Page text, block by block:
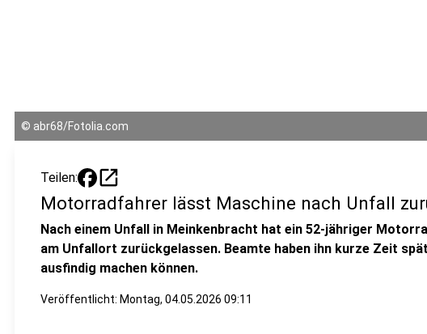
© abr68/Fotolia.com
Teilen: open_in_new
Motorradfahrer lässt Maschine nach Unfall
Nach einem Unfall in Meinkenbracht hat ein 52-jähriger
am Unfallort zurückgelassen. Beamte haben ihn kurze Zeit
ausfindig machen können.
Veröffentlicht: Montag, 04.05.2026 09:11